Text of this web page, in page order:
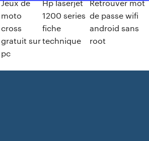
Jeux de
moto
cross
gratuit sur
pc
Hp laserjet
1200 series
fiche
technique
Retrouver mot
de passe wifi
android sans
root